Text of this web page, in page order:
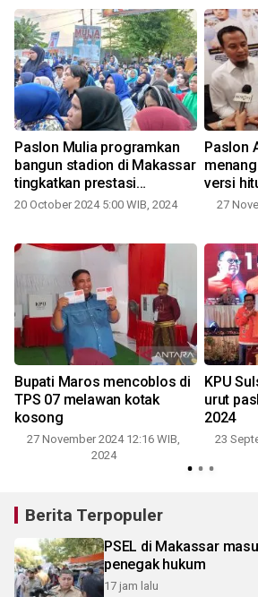
Paslon Mulia programkan
bangun stadion di Makassar
tingkatkan prestasi
olahraga
20 October 2024 5:00 WIB, 2024
Paslon
versi
27
Bupati Maros mencoblos di
TPS 07 melawan kotak
kosong
27 November 2024 12:16 WIB,
2024
KPU
urut
2024
23
Berita Terpopuler
PSEL di Makassar
penegak hukum
17 jam lalu